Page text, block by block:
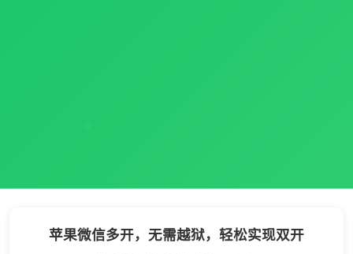
苹果微信多开，无需越狱，轻松实现双开